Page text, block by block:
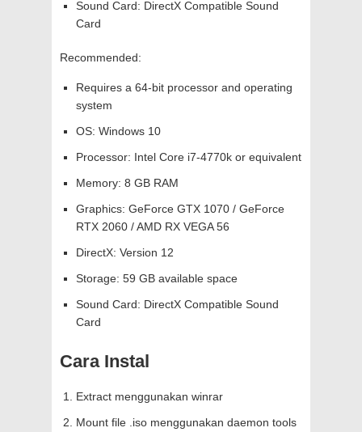
Sound Card: DirectX Compatible Sound
Card
Recommended:
Requires a 64-bit processor and operating
system
OS: Windows 10
Processor: Intel Core i7-4770k or equivalent
Memory: 8 GB RAM
Graphics: GeForce GTX 1070 / GeForce
RTX 2060 / AMD RX VEGA 56
DirectX: Version 12
Storage: 59 GB available space
Sound Card: DirectX Compatible Sound
Card
Cara Instal
Extract menggunakan winrar
Mount file .iso menggunakan daemon tools